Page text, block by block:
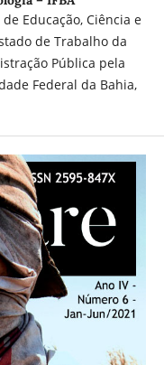
Educação, Ciência e
de Trabalho da
Pública pela
Federal da Bahia,